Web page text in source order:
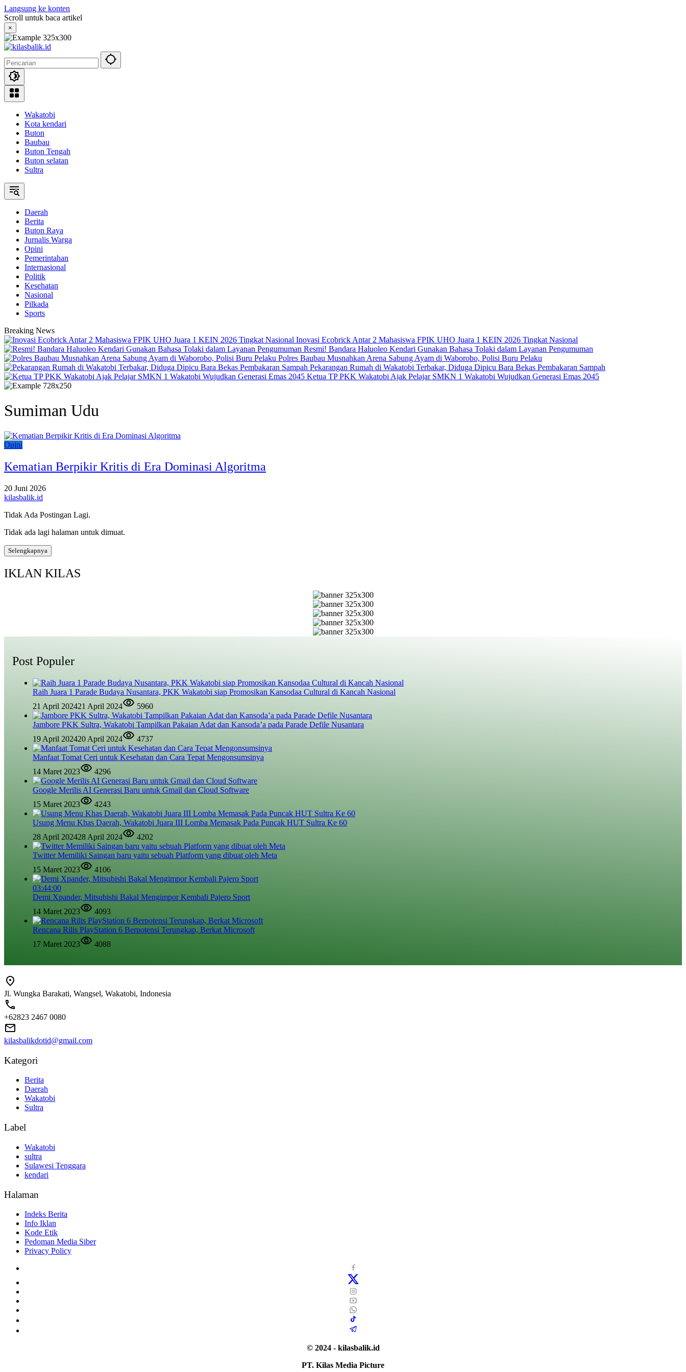
Langsung ke konten
Scroll untuk baca artikel
×
Wakatobi
Kota kendari
Buton
Baubau
Buton Tengah
Buton selatan
Sultra
Daerah
Berita
Buton Raya
Jurnalis Warga
Opini
Pemerintahan
Internasional
Politik
Kesehatan
Nasional
Pilkada
Sports
Breaking News
Inovasi Ecobrick Antar 2 Mahasiswa FPIK UHO Juara 1 KEIN 2026 Tingkat Nasional
Resmi! Bandara Haluoleo Kendari Gunakan Bahasa Tolaki dalam Layanan Pengumuman
Polres Baubau Musnahkan Arena Sabung Ayam di Waborobo, Polisi Buru Pelaku
Pekarangan Rumah di Wakatobi Terbakar, Diduga Dipicu Bara Bekas Pembakaran Sampah
Ketua TP PKK Wakatobi Ajak Pelajar SMKN 1 Wakatobi Wujudkan Generasi Emas 2045
Sumiman Udu
Opini
Kematian Berpikir Kritis di Era Dominasi Algoritma
20 Juni 2026
kilasbalik.id
Tidak Ada Postingan Lagi.
Tidak ada lagi halaman untuk dimuat.
Selengkapnya
IKLAN KILAS
Post Populer
Raih Juara 1 Parade Budaya Nusantara, PKK Wakatobi siap Promosikan Kansodaa Cultural di Kancah Nasional
21 April 202421 April 2024 5960
Jambore PKK Sultra, Wakatobi Tampilkan Pakaian Adat dan Kansoda’a pada Parade Defile Nusantara
19 April 202420 April 2024 4737
Manfaat Tomat Ceri untuk Kesehatan dan Cara Tepat Mengonsumsinya
14 Maret 2023
4296
Google Merilis AI Generasi Baru untuk Gmail dan Cloud Software
15 Maret 2023
4243
Usung Menu Khas Daerah, Wakatobi Juara III Lomba Memasak Pada Puncak HUT Sultra Ke 60
28 April 202428 April 2024 4202
Twitter Memiliki Saingan baru yaitu sebuah Platform yang dibuat oleh Meta
15 Maret 2023
4106
03:44:00
Demi Xpander, Mitsubishi Bakal Mengimpor Kembali Pajero Sport
14 Maret 2023
4093
Rencana Rilis PlayStation 6 Berpotensi Terungkap, Berkat Microsoft
17 Maret 2023
4088
Jl. Wungka Barakati, Wangsel, Wakatobi, Indonesia
+62823 2467 0080
kilasbalikdotid@gmail.com
Kategori
Berita
Daerah
Wakatobi
Sultra
Label
Wakatobi
sultra
Sulawesi Tenggara
kendari
Halaman
Indeks Berita
Info Iklan
Kode Etik
Pedoman Media Siber
Privacy Policy
© 2024 - kilasbalik.id
PT. Kilas Media Picture